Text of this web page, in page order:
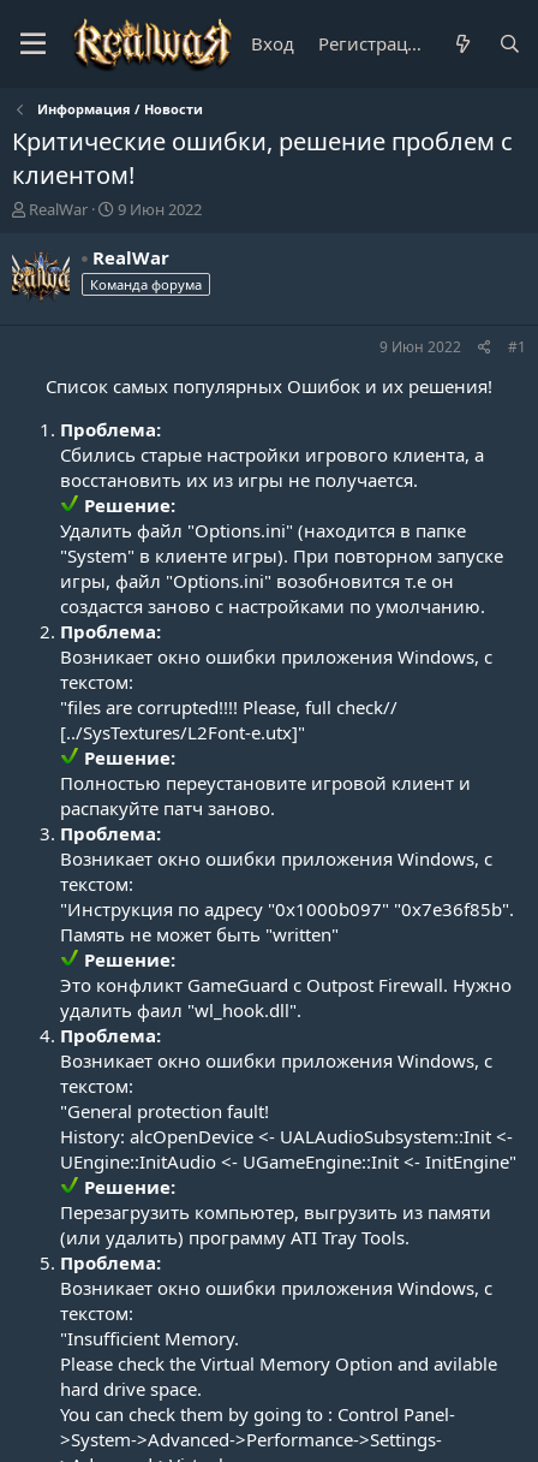
Вход Регистрация
Информация / Новости
Критические ошибки, решение проблем с
клиентом!
А
т
о
р
RealWar
Д
т
а
н
л
9 Июн 2022
RealWar
Команда форума
9 Июн 2022 #1
Список самых популярных Ошибок и их решения!​
Проблема:
Сбились старые настройки игрового клиента, а
восстановить их из игры не получается.
Решение:
Удалить файл "Оptions.ini" (находится в папке
"System" в клиенте игры). При повторном запуске
игры, файл "Оptions.ini" возобновится т.е он
создастся заново с настройками по умолчанию.​
Проблема:
Возникает окно ошибки приложения Windows, с
текстом:
"files are corrupted!!!! Please, full check//
[../SysTextures/L2Font-e.utx]"
Решение:
Полностью переустановите игровой клиент и
распакуйте патч заново.​
Проблема:
Возникает окно ошибки приложения Windows, с
текстом:
"Инструкция по адресу "0x1000b097" "0x7e36f85b".
Память не может быть "written"
Решение:
Это конфликт GameGuard с Outpost Firewall. Нужно
удалить фаил "wl_hook.dll".​
Проблема:
Возникает окно ошибки приложения Windows, с
текстом:
"General protection fault!
History: alcOpenDevice <- UALAudioSubsystem::Init <-
UEngine::InitAudio <- UGameEngine::Init <- InitEngine"
Решение:
Перезагрузить компьютер, выгрузить из памяти
(или удалить) программу ATI Tray Tools.​
Проблема:
Возникает окно ошибки приложения Windows, с
текстом:
"Insufficient Memory.
Please check the Virtual Memory Option and avilable
hard drive space.
You can check them by going to : Control Panel-
>System->Advanced->Performance->Settings-